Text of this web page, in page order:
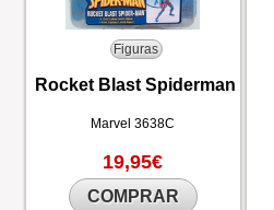
Figuras
Rocket Blast Spiderman
Marvel3638C
19,95€
COMPRAR